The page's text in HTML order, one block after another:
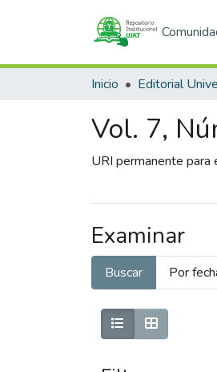
Inicio Editorial
Vol. 7,
URI permanente para
Examinar
Buscar Por